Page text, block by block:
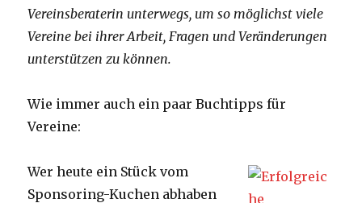
Vereinsberaterin unterwegs, um so möglichst viele
Vereine bei ihrer Arbeit, Fragen und Veränderungen
unterstützen zu können.
Wie immer auch ein paar Buchtipps für
Vereine:
Wer heute ein Stück vom
Sponsoring-Kuchen abhaben